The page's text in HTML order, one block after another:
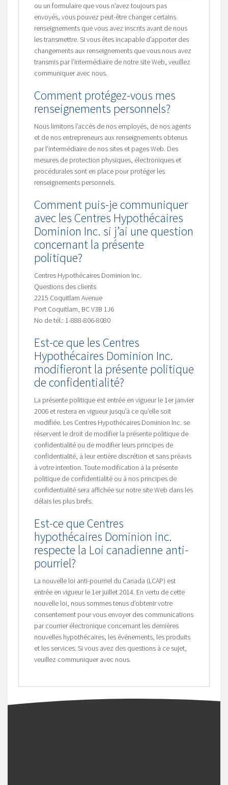
ou un formulaire que vous n’avez toujours pas
envoyés, vous pouvez peut-être changer certains
renseignements que vous avez inscrits avant de nous
les transmettre. Si vous êtes incapable d’apporter des
changements aux renseignements que vous nous avez
transmis par l’intermédiaire de notre site Web, veuillez
communiquer avec nous.
Comment protégez-vous mes
renseignements personnels?
Nous limitons l’accès de nos employés, de nos agents
et de nos entrepreneurs aux renseignements obtenus
par l’intermédiaire de nos sites et pages Web. Des
mesures de protection physiques, électroniques et
procédurales sont en place pour protéger les
renseignements personnels.
Comment puis-je communiquer
avec les Centres Hypothécaires
Dominion Inc. si j’ai une question
concernant la présente
politique?
Centres Hypothécaires Dominion Inc.
Questions des clients
2215 Coquitlam Avenue
Port Coquitlam, BC V3B 1J6
No de tél.: 1-888-806-8080
Est-ce que les Centres
Hypothécaires Dominion Inc.
modifieront la présente politique
de confidentialité?
La présente politique est entrée en vigueur le 1er janvier
2006 et restera en vigueur jusqu’à ce qu’elle soit
modifiée. Les Centres Hypothécaires Dominion Inc. se
réservent le droit de modifier la présente politique de
confidentialité ou de modifier leurs principes de
confidentialité, à leur entière discrétion et sans préavis
à votre intention. Toute modification à la présente
politique de confidentialité ou à nos principes de
confidentialité sera affichée sur notre site Web dans les
délais les plus brefs.
Est-ce que Centres
hypothécaires Dominion inc.
respecte la Loi canadienne anti-
pourriel?
La nouvelle loi anti-pourriel du Canada (LCAP) est
entrée en vigueur le 1er juillet 2014. En vertu de cette
nouvelle loi, nous sommes tenus d’obtenir votre
consentement pour vous envoyer des communications
par courrier électronique concernant les dernières
nouvelles hypothécaires, les événements, les produits
et les services. Si vous avez des questions à ce sujet,
veuillez communiquer avec nous.